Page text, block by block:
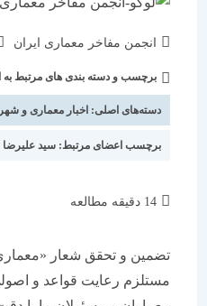
انجمن مفاخر معماری ایران
نوشته
شده
است:
13 اردیبهشت 1401
برچسب و دسته بندی های مرتبط به این
دسته‌های اصلی:اخبار معماری و شهرسازی
برچسب اعضای مرتبط: سید علیرضا قهاری
تضمین و تحقق شعار «معماری
مستلزم رعایت قواعد و اصولی